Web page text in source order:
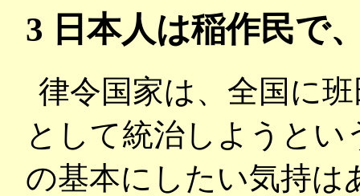
3 日本人は稲作民で
律令国家は、全国に
として統治しようと
の基本にしたい気持は